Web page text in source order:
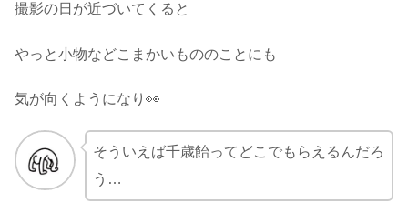
撮影の日が近づいてくると
やっと小物などこまかいもののことにも
気が向くようになり👀
そういえば千歳飴ってどこでもらえるんだろ
う…